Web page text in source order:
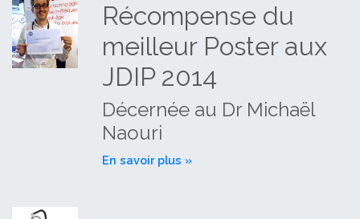
Récompense du
meilleur Poster aux
JDIP 2014
Décernée au Dr Michaël
Naouri
En savoir plus »